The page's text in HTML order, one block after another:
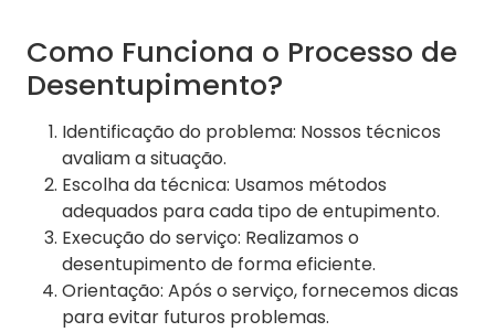
Como Funciona o Processo de
Desentupimento?
Identificação do problema: Nossos técnicos
avaliam a situação.
Escolha da técnica: Usamos métodos
adequados para cada tipo de entupimento.
Execução do serviço: Realizamos o
desentupimento de forma eficiente.
Orientação: Após o serviço, fornecemos dicas
para evitar futuros problemas.